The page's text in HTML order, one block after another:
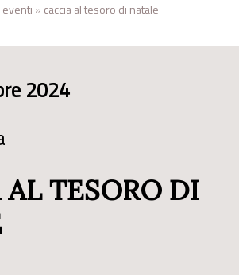
eventi » caccia al tesoro di natale
2024
TESORO DI